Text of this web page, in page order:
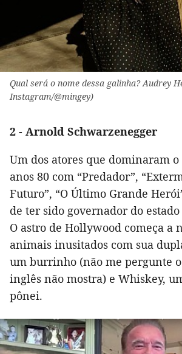
Qual será o nome dessa galinha? Audrey
Instagram/@mingey)
2 - Arnold Schwarzenegger
Um dos atores que dominaram
anos 80 com “Predador”,
Futuro”, “O Último Grande
de ter sido governador do
O astro de Hollywood começa a
animais inusitados com sua
um burrinho (não me pergunte
inglês não mostra) e Whiskey,
pônei.